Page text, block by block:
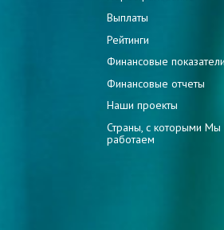
Выплаты
Рейтинги
Финансовые показатели
Финансовые отчеты
Наши проекты
Страны, с которыми Мы
работаем